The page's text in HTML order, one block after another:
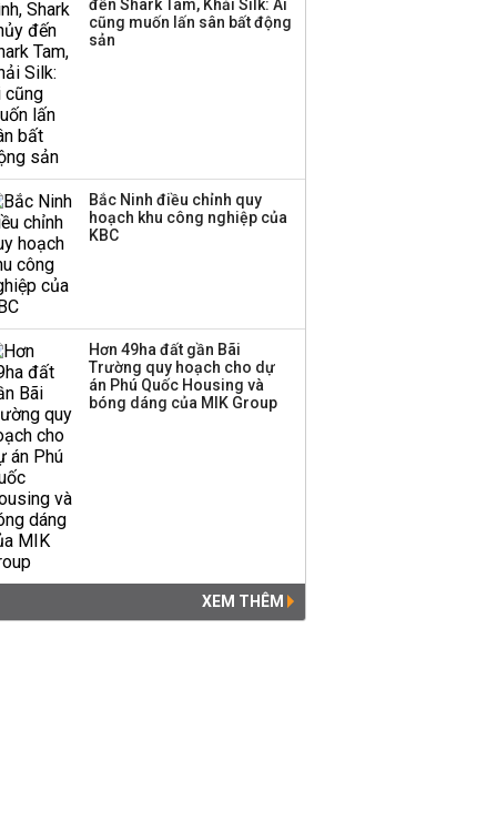
đến Shark Tam, Khải Silk: Ai
cũng muốn lấn sân bất động
sản
Bắc Ninh điều chỉnh quy
hoạch khu công nghiệp của
KBC
Hơn 49ha đất gần Bãi
Trường quy hoạch cho dự
án Phú Quốc Housing và
bóng dáng của MIK Group
XEM THÊM